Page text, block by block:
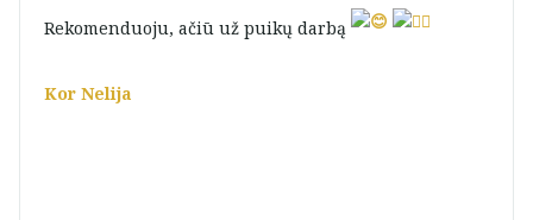
Rekomenduoju, ačiū už puikų darbą
Kor Nelija